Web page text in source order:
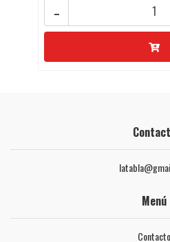
-
Menú
Contacto